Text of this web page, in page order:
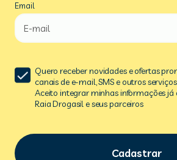
Email
Quero receber novidades e ofertas
canais de e-mail, SMS e outros
Aceito integrar minhas informações
Raia Drogasil e seus parceiros
Cadastrar